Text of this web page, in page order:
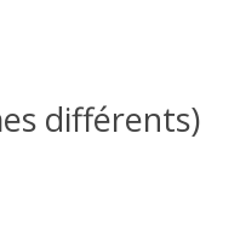
différents)